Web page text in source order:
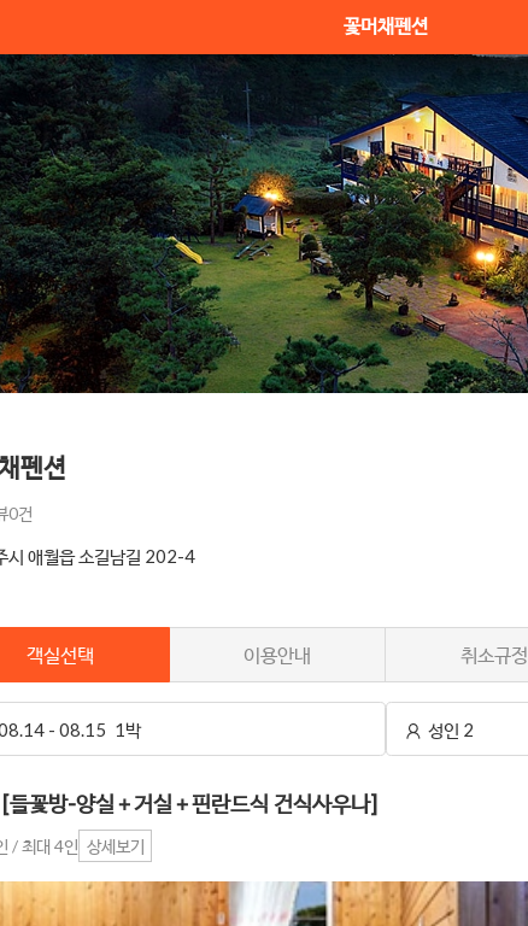
꽃머채펜션
펜션
0건
시 애월읍 소길남길 202-4
객실선택 이용안내 취소규정
- 08.15 1박 성인 2
들꽃방-양실＋거실＋핀란드식 건식사우나]
/ 최대 4인 상세보기